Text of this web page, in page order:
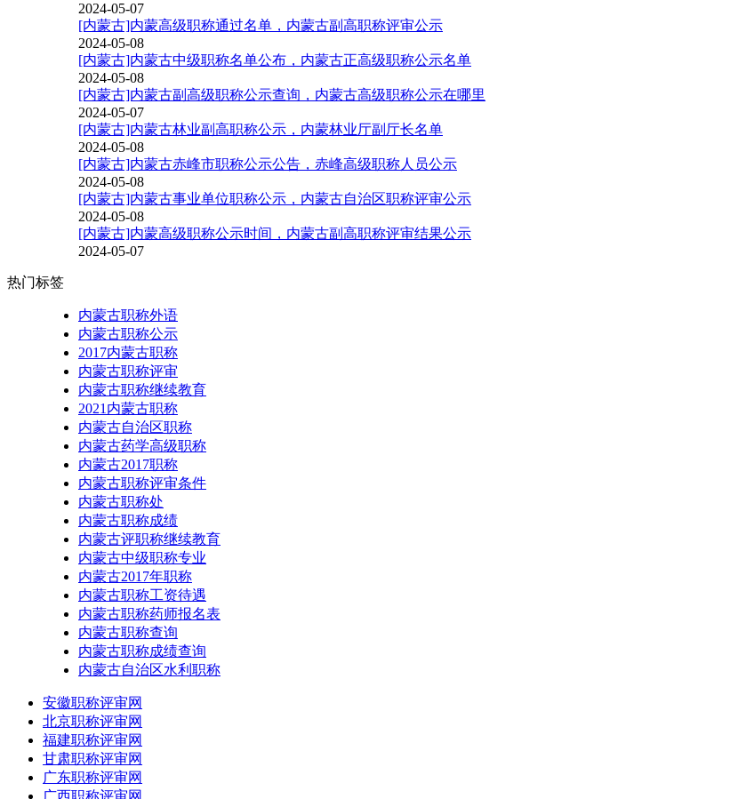
2024-05-07
[内蒙古]内蒙高级职称通过名单，内蒙古副高职称评审公示
2024-05-08
[内蒙古]内蒙古中级职称名单公布，内蒙古正高级职称公示名单
2024-05-08
[内蒙古]内蒙古副高级职称公示查询，内蒙古高级职称公示在哪里
2024-05-07
[内蒙古]内蒙古林业副高职称公示，内蒙林业厅副厅长名单
2024-05-08
[内蒙古]内蒙古赤峰市职称公示公告，赤峰高级职称人员公示
2024-05-08
[内蒙古]内蒙古事业单位职称公示，内蒙古自治区职称评审公示
2024-05-08
[内蒙古]内蒙高级职称公示时间，内蒙古副高职称评审结果公示
2024-05-07
热门标签
内蒙古职称外语
内蒙古职称公示
2017内蒙古职称
内蒙古职称评审
内蒙古职称继续教育
2021内蒙古职称
内蒙古自治区职称
内蒙古药学高级职称
内蒙古2017职称
内蒙古职称评审条件
内蒙古职称处
内蒙古职称成绩
内蒙古评职称继续教育
内蒙古中级职称专业
内蒙古2017年职称
内蒙古职称工资待遇
内蒙古职称药师报名表
内蒙古职称查询
内蒙古职称成绩查询
内蒙古自治区水利职称
安徽职称评审网
北京职称评审网
福建职称评审网
甘肃职称评审网
广东职称评审网